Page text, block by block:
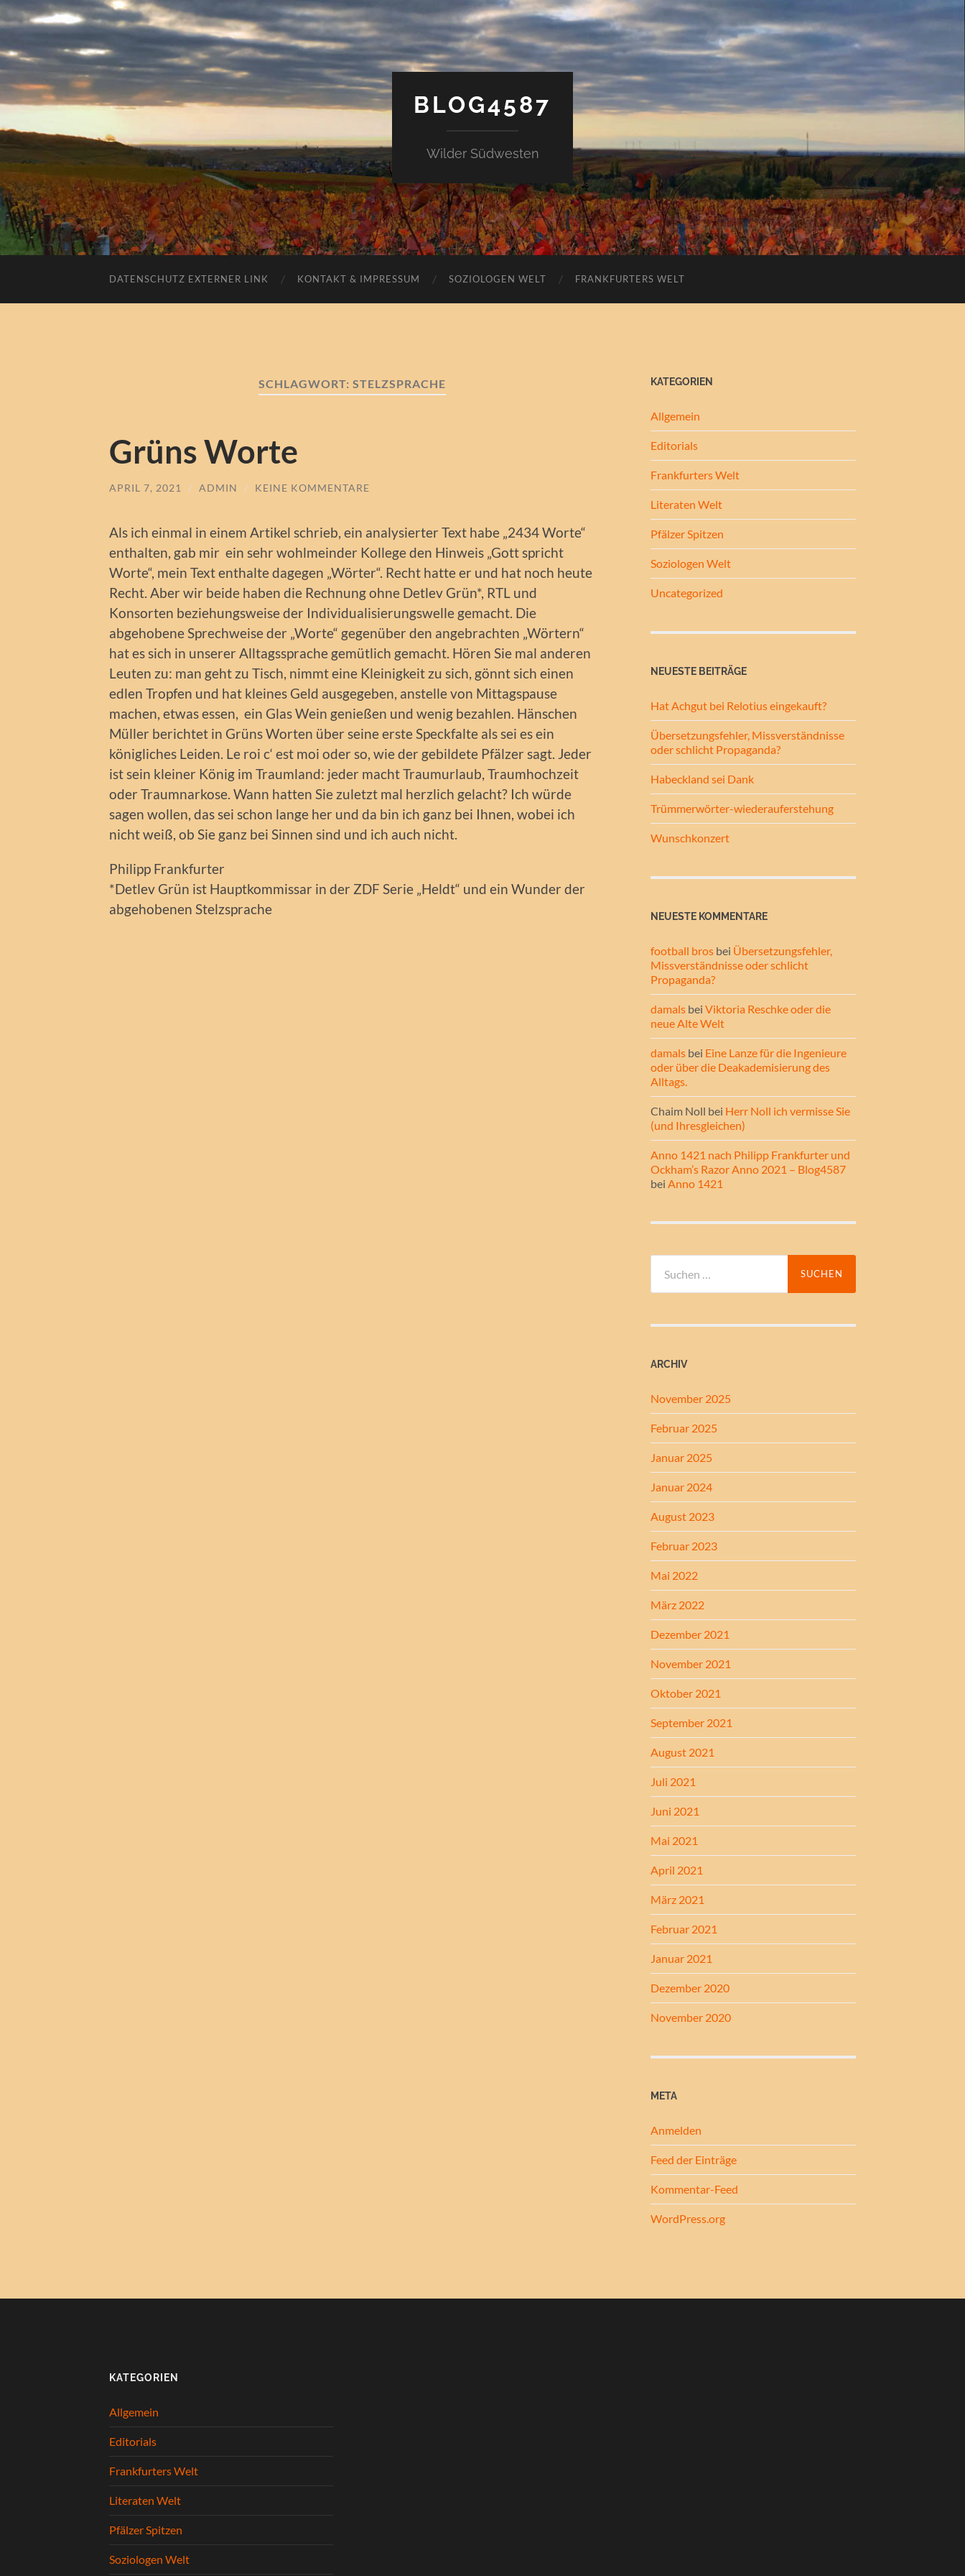
BLOG4587
Wilder Südwesten
DATENSCHUTZ EXTERNER LINK KONTAKT & IMPRESSUM SOZIOLOGEN WELT FRANKFURTERS WELT
SCHLAGWORT: STELZSPRACHE
Grüns Worte
APRIL 7, 2021 / ADMIN / KEINE KOMMENTARE
Als ich einmal in einem Artikel schrieb, ein analysierter Text habe „2434 Worte“
enthalten, gab mir ein sehr wohlmeinder Kollege den Hinweis „Gott spricht
Worte“, mein Text enthalte dagegen „Wörter“. Recht hatte er und hat noch heute
Recht. Aber wir beide haben die Rechnung ohne Detlev Grün*, RTL und
Konsorten beziehungsweise der Individualisierungswelle gemacht. Die
abgehobene Sprechweise der „Worte“ gegenüber den angebrachten „Wörtern“
hat es sich in unserer Alltagssprache gemütlich gemacht. Hören Sie mal anderen
Leuten zu: man geht zu Tisch, nimmt eine Kleinigkeit zu sich, gönnt sich einen
edlen Tropfen und hat kleines Geld ausgegeben, anstelle von Mittagspause
machen, etwas essen, ein Glas Wein genießen und wenig bezahlen. Hänschen
Müller berichtet in Grüns Worten über seine erste Speckfalte als sei es ein
königliches Leiden. Le roi c‘ est moi oder so, wie der gebildete Pfälzer sagt. Jeder
ist sein kleiner König im Traumland: jeder macht Traumurlaub, Traumhochzeit
oder Traumnarkose. Wann hatten Sie zuletzt mal herzlich gelacht? Ich würde
sagen wollen, das sei schon lange her und da bin ich ganz bei Ihnen, wobei ich
nicht weiß, ob Sie ganz bei Sinnen sind und ich auch nicht.
Philipp Frankfurter
*Detlev Grün ist Hauptkommissar in der ZDF Serie „Heldt“ und ein Wunder der
abgehobenen Stelzsprache
KATEGORIEN
Allgemein
Editorials
Frankfurters Welt
Literaten Welt
Pfälzer Spitzen
Soziologen Welt
Uncategorized
NEUESTE BEITRÄGE
Hat Achgut bei Relotius eingekauft?
Übersetzungsfehler, Missverständnisse
oder schlicht Propaganda?
Habeckland sei Dank
Trümmerwörter-wiederauferstehung
Wunschkonzert
NEUESTE KOMMENTARE
football bros bei Übersetzungsfehler,
Missverständnisse oder schlicht
Propaganda?
damals bei Viktoria Reschke oder die
neue Alte Welt
damals bei Eine Lanze für die Ingenieure
oder über die Deakademisierung des
Alltags.
Chaim Noll bei Herr Noll ich vermisse Sie
(und Ihresgleichen)
Anno 1421 nach Philipp Frankfurter und
Ockham’s Razor Anno 2021 – Blog4587
bei Anno 1421
nach:
ARCHIV
November 2025
Februar 2025
Januar 2025
Januar 2024
August 2023
Februar 2023
Mai 2022
März 2022
Dezember 2021
November 2021
Oktober 2021
September 2021
August 2021
Juli 2021
Juni 2021
Mai 2021
April 2021
März 2021
Februar 2021
Januar 2021
Dezember 2020
November 2020
META
Anmelden
Feed der Einträge
Kommentar-Feed
WordPress.org
KATEGORIEN
Allgemein
Editorials
Frankfurters Welt
Literaten Welt
Pfälzer Spitzen
Soziologen Welt